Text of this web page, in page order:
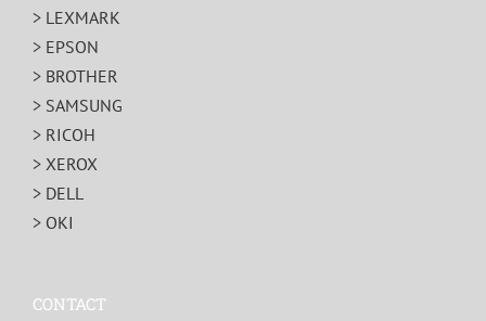
> LEXMARK
> EPSON
> BROTHER
> SAMSUNG
> RICOH
> XEROX
> DELL
> OKI
CONTACT